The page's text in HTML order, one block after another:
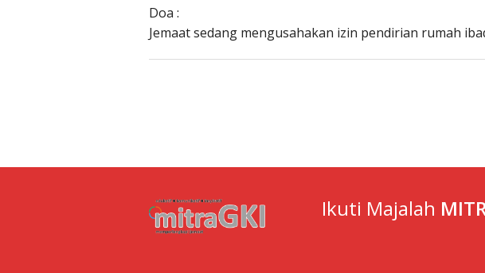
Doa :
Jemaat sedang mengusahakan izin pendirian rumah
Ikuti Majalah